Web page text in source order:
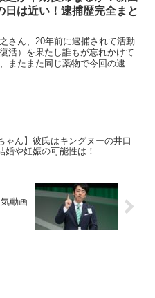
がいるのでは？と話...
日は近い！逮捕歴完全まと
さん、20年前に逮捕されて活動
活）を果たし誰もが忘れかけて
またまた同じ薬物で今回の逮捕
ゃん】彼氏はキングヌーの井口
婚や妊娠の可能性は！
動画